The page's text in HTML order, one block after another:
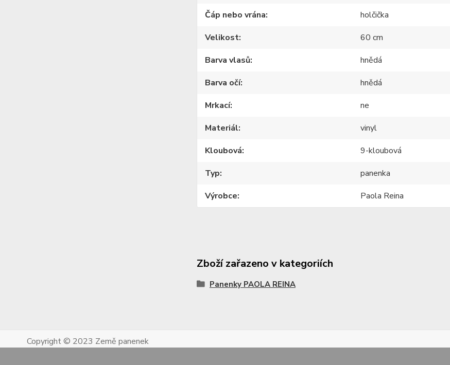
Čáp nebo vrána
holčička
Velikost
60 cm
Barva vlasů
hnědá
Barva očí
hnědá
Mrkací
ne
Materiál
vinyl
Kloubová
9-kloubová
Typ
panenka
Výrobce
Paola Reina
Zboží zařazeno v kategoriích
Panenky PAOLA REINA
Copyright © 2023 Země panenek